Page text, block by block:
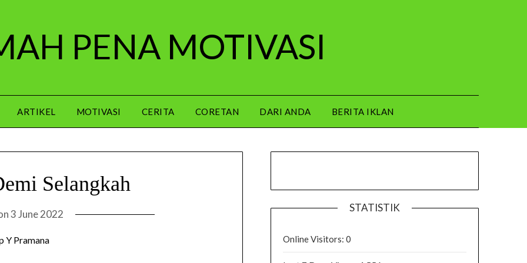
PENA MOTIVASI
ARTIKEL MOTIVASI CERITA CORETAN DARI ANDA BERITA IKLAN
Selangkah
3 June 2022
Y Pramana
STATISTIK
Online Visitors: 0